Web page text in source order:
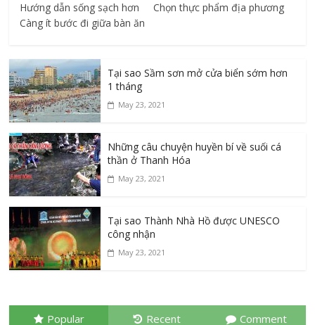
Hướng dẫn sống sạch hơn Chọn thực phẩm địa phương ​
Càng ít bước đi giữa bàn ăn
Tại sao Sầm sơn mở cửa biển sớm hơn
1 tháng
May 23, 2021
Những câu chuyện huyền bí về suối cá
thần ở Thanh Hóa
May 23, 2021
Tại sao Thành Nhà Hồ được UNESCO
công nhận
May 23, 2021
Popular Recent Comment